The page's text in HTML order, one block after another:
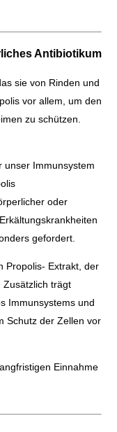
Antibiotikum
sie von Rinden und
vor allem, um den
zu schützen.
unser Immunsystem
oder
gefordert.
Propolis- Extrakt, der
Zusätzlich trägt
Immunsystems und
Schutz der Zellen vor
Einnahme